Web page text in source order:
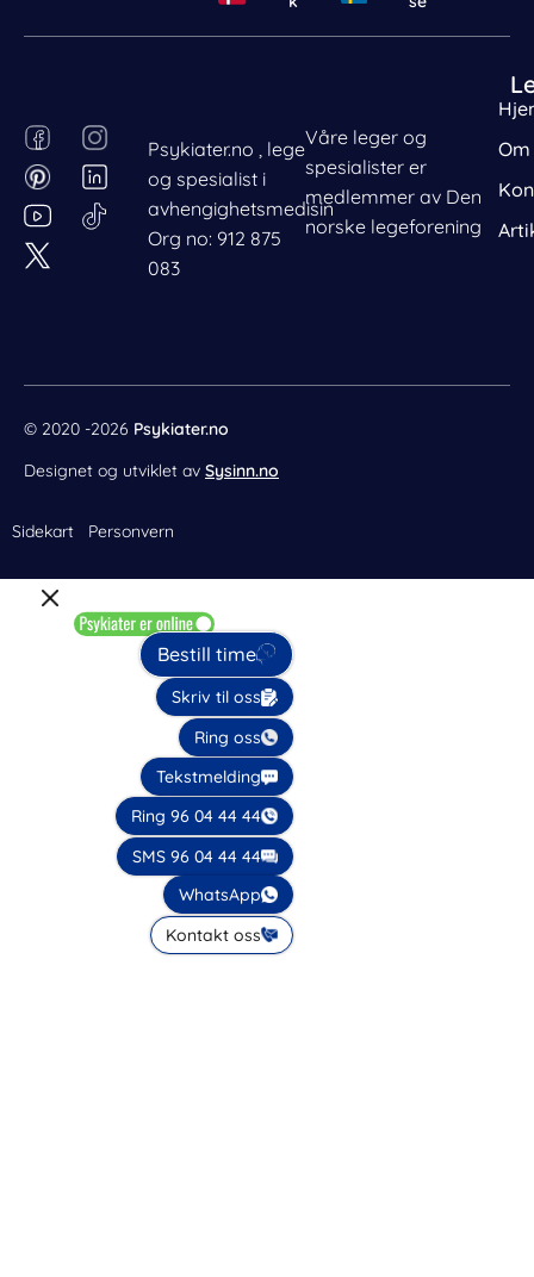
Psykiater.no , lege
og spesialist i
avhengighetsmedisin
Org no: 912 875
083
Våre leger og
spesialister er
medlemmer av Den
norske legeforening
F
a
c
e
b
o
I
n
s
t
P
i
n
t
e
r
L
i
n
k
© 2020 -2026 Psykiater.no
Designet og utviklet av Sysinn.no
Sidekart Personvern
Bestill time
Skriv til oss
Ring oss
Tekstmelding
Ring 96 04 44 44
SMS 96 04 44 44
WhatsApp
Kontakt oss